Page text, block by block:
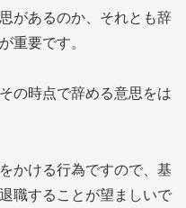
があるのか、それとも辞
重要です。
の時点で辞める意思をは
かける行為ですので、基
職することが望ましいで